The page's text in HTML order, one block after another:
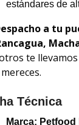
estándares de
a tu
te llevamos
Técnica
Marca: Petfood